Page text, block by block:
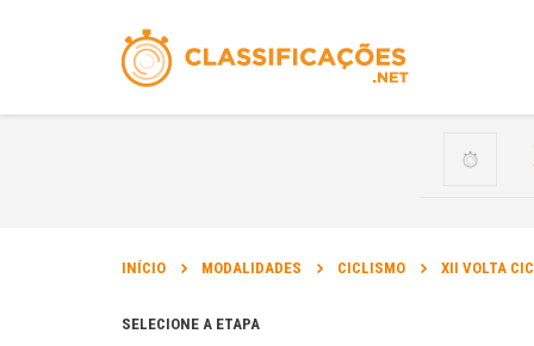
INÍCIO MODALIDADES CICLISMO XII VOLTA
SELECIONE A ETAPA